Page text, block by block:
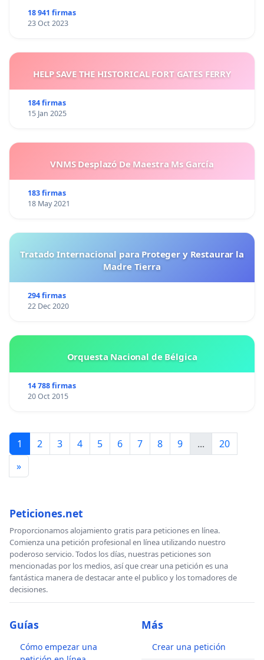
18 941 firmas
23 Oct 2023
HELP SAVE THE HISTORICAL FORT GATES FERRY
184 firmas
15 Jan 2025
VNMS Desplazó De Maestra Ms García
183 firmas
18 May 2021
Tratado Internacional para Proteger y Restaurar la
Madre Tierra
294 firmas
22 Dec 2020
Orquesta Nacional de Bélgica
14 788 firmas
20 Oct 2015
1 2 3 4 5 6 7 8 9 ...
20
»
Peticiones.net
Proporcionamos alojamiento gratis para peticiones en línea.
Comienza una petición profesional en línea utilizando nuestro
poderoso servicio. Todos los días, nuestras peticiones son
mencionadas por los medios, así que crear una petición es una
fantástica manera de destacar ante el publico y los tomadores de
decisiones.
Guías
Cómo empezar una
Más
Crear una petición